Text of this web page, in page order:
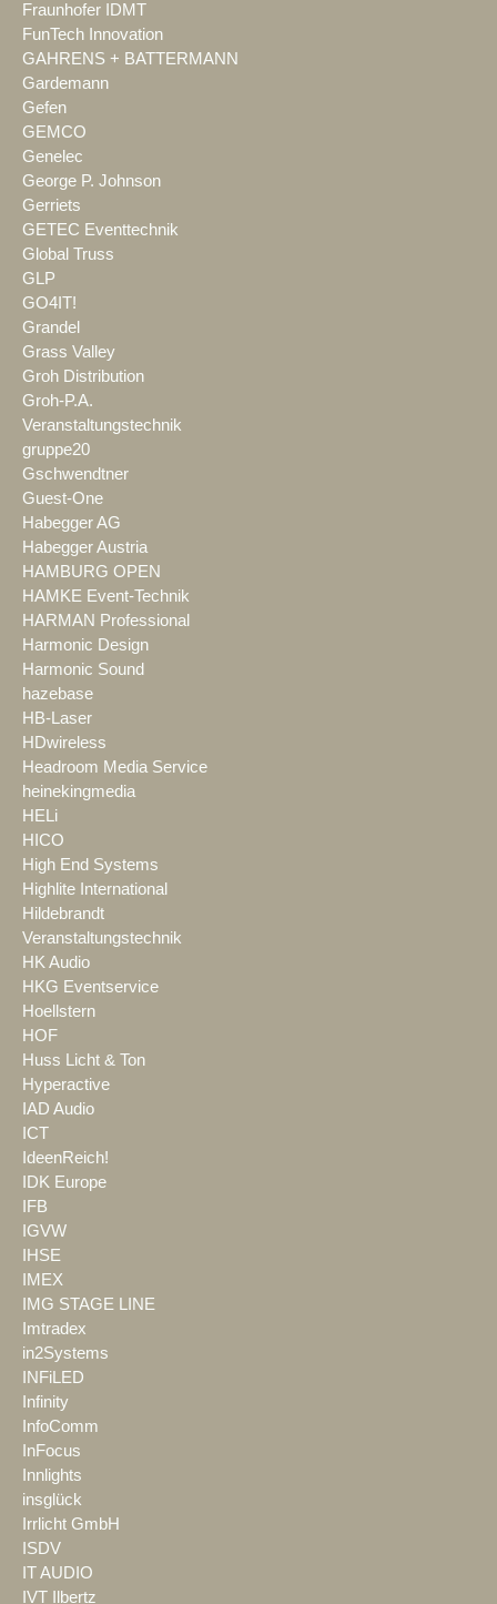
Fraunhofer IDMT
FunTech Innovation
GAHRENS + BATTERMANN
Gardemann
Gefen
GEMCO
Genelec
George P. Johnson
Gerriets
GETEC Eventtechnik
Global Truss
GLP
GO4IT!
Grandel
Grass Valley
Groh Distribution
Groh-P.A.
Veranstaltungstechnik
gruppe20
Gschwendtner
Guest-One
Habegger AG
Habegger Austria
HAMBURG OPEN
HAMKE Event-Technik
HARMAN Professional
Harmonic Design
Harmonic Sound
hazebase
HB-Laser
HDwireless
Headroom Media Service
heinekingmedia
HELi
HICO
High End Systems
Highlite International
Hildebrandt
Veranstaltungstechnik
HK Audio
HKG Eventservice
Hoellstern
HOF
Huss Licht & Ton
Hyperactive
IAD Audio
ICT
IdeenReich!
IDK Europe
IFB
IGVW
IHSE
IMEX
IMG STAGE LINE
Imtradex
in2Systems
INFiLED
Infinity
InfoComm
InFocus
Innlights
insglück
Irrlicht GmbH
ISDV
IT AUDIO
IVT Ilbertz